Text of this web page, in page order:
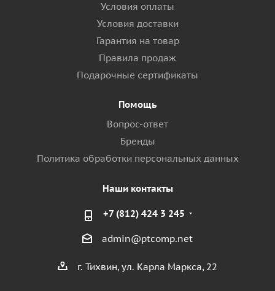
Условия оплаты
Условия доставки
Гарантия на товар
Правила продаж
Подарочные сертификаты
Помощь
Вопрос-ответ
Бренды
Политика обработки персональных данных
Наши контакты
+7 (812) 424 3 245
admin@ptcomp.net
г. Тихвин, ул. Карла Маркса, 22